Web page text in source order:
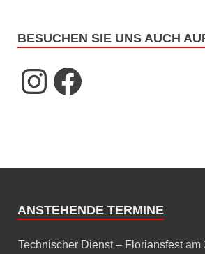
BESUCHEN SIE UNS AUCH
ANSTEHENDE TERMINE
Technischer Dienst – Floriansfestam